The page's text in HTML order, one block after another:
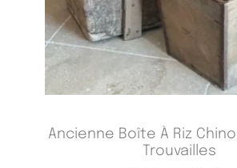
Ancienne Boîte À Riz
Trouvailles